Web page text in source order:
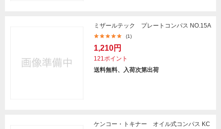
ミザールテック プレートコンパス NO.15A
(1)
1,210円
121ポイント
送料無料、入荷次第出荷
ケンコー・トキナー オイル式コンパス KC